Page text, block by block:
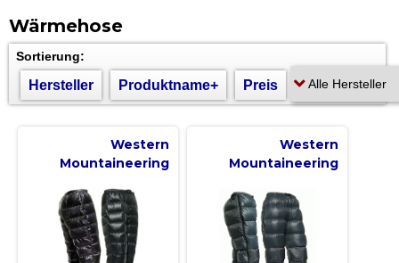
Wärmehose
Sortierung:
Hersteller Produktname+ Preis
Western
Mountaineering
Western
Mountaineering